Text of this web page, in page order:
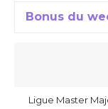
Bonus du
Ligue Master